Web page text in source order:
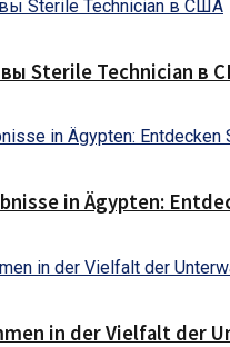
Sterile Technician в
in Ägypten:
in der Vielfalt der